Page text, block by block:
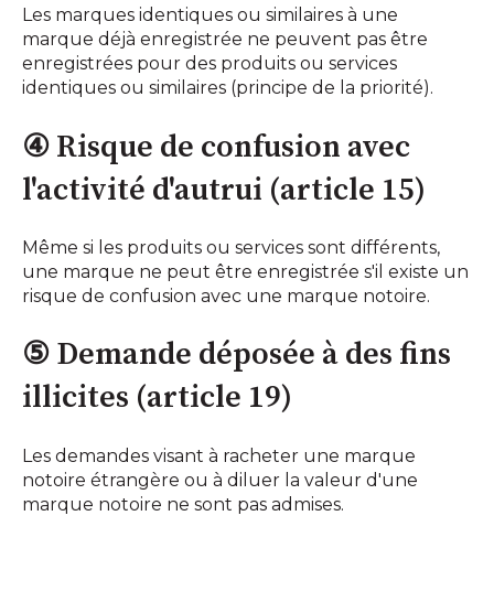
Les marques identiques ou similaires à une
marque déjà enregistrée ne peuvent pas être
enregistrées pour des produits ou services
identiques ou similaires (principe de la priorité).
④ Risque de confusion avec
l'activité d'autrui (article 15)
Même si les produits ou services sont différents,
une marque ne peut être enregistrée s'il existe un
risque de confusion avec une marque notoire.
⑤ Demande déposée à des fins
illicites (article 19)
Les demandes visant à racheter une marque
notoire étrangère ou à diluer la valeur d'une
marque notoire ne sont pas admises.